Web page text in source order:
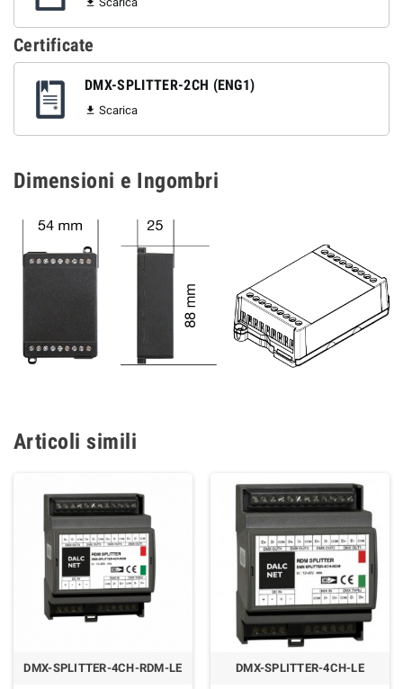

Certificate
DMX-SPLITTER-2CH (ENG1)
 Scarica
Dimensioni e Ingombri
Articoli simili
DMX-SPLITTER-4CH-RDM-LE DMX-SPLITTER-4CH-LE